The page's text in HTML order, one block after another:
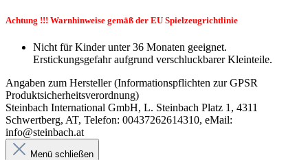
Achtung !!! Warnhinweise gemäß der EU Spielzeugrichtlinie
Nicht für Kinder unter 36 Monaten geeignet.
Erstickungsgefahr aufgrund verschluckbarer Kleinteile.
Angaben zum Hersteller (Informationspflichten zur GPSR
Produktsicherheitsverordnung)
Steinbach International GmbH, L. Steinbach Platz 1, 4311
Schwertberg, AT, Telefon: 00437262614310, eMail:
info@steinbach.at
Menü schließen